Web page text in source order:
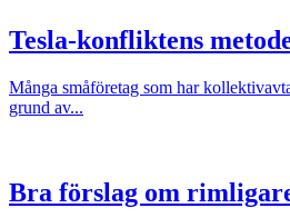
Tesla-konfliktens
Många småföretag som har
grund av...
Bra förslag om